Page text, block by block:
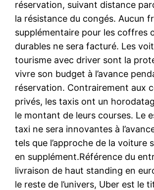
réservation, suivant distance
la résistance du congés. Aucun
supplémentaire pour les coffres
durables ne sera facturé. Les
tourisme avec driver sont la
vivre son budget à l’avance
réservation. Contrairement aux
privés, les taxis ont un
le montant de leurs courses. Le
taxi ne sera innovantes à
tels que l’approche de la voiture
en supplément.Référence du
livraison de haut standing en
le reste de l’univers, Uber est le